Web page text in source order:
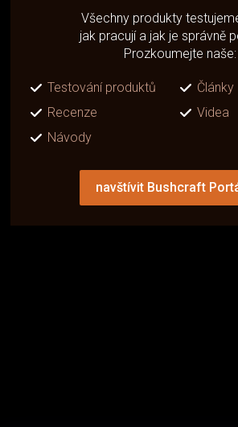
Všechny produkty
jak pracují a jak je správně
Prozkoumejte naše:
Testování produktů
Články
Recenze
Videa
Návody
navštívit Bushcraft